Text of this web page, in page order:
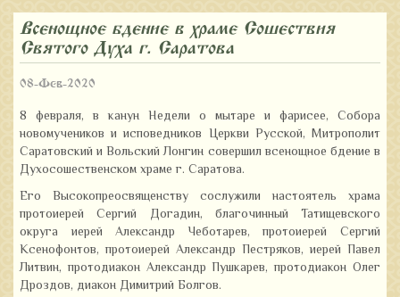
Всенощное бдение в храме Сошествия
Святого Духа г. Саратова
08-Фев-2020
8 февраля, в канун Недели о мытаре и фарисее, Собора
новомучеников и исповедников Церкви Русской, Митрополит
Саратовский и Вольский Лонгин совершил всенощное бдение в
Духосошественском храме г. Саратова.
Его Высокопреосвященству сослужили настоятель храма
протоиерей Сергий Догадин, благочинный Татищевского
округа иерей Александр Чеботарев, протоиерей Сергий
Ксенофонтов, протоиерей Александр Пестряков, иерей Павел
Литвин, протодиакон Александр Пушкарев, протодиакон Олег
Дроздов, диакон Димитрий Болгов.